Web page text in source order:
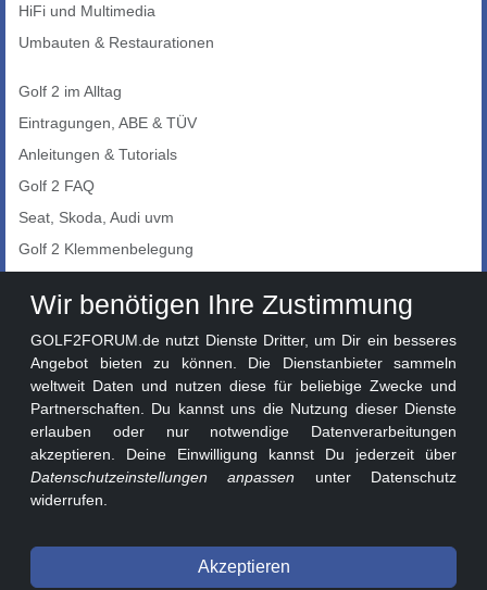
HiFi und Multimedia
Umbauten & Restaurationen
Golf 2 im Alltag
Eintragungen, ABE & TÜV
Anleitungen & Tutorials
Golf 2 FAQ
Seat, Skoda, Audi uvm
Golf 2 Klemmenbelegung
Auto-Showroom
Golf 2 Lackcodes
Sonderversionen
Sonstige Marken
Wir benötigen Ihre Zustimmung
GOLF2FORUM.de nutzt Dienste Dritter, um Dir ein besseres
Angebot bieten zu können. Die Dienstanbieter sammeln
weltweit Daten und nutzen diese für beliebige Zwecke und
Partnerschaften. Du kannst uns die Nutzung dieser Dienste
erlauben oder nur notwendige Datenverarbeitungen
akzeptieren. Deine Einwilligung kannst Du jederzeit über
Datenschutzeinstellungen anpassen unter Datenschutz
widerrufen.
Akzeptieren